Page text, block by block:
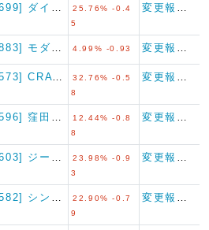
25.76% -0.4
5
4.99% -0.93
32.76% -0.5
8
12.44% -0.8
8
23.98% -0.9
3
22.90% -0.7
9